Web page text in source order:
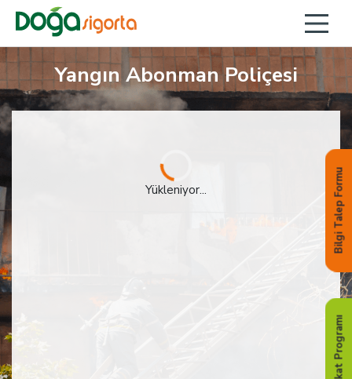
Yangın Abonman Poliçesi
Yükleniyor... Bilgi Talep Formu
Sadakat Programı